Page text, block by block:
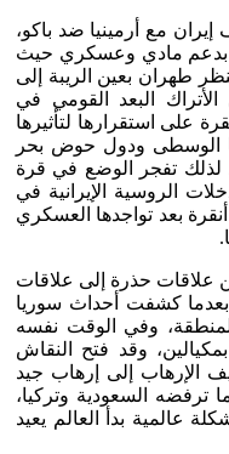
مع أرمينيا ضد باكو،
بدعم مادي وعسكري حيث
طهران بعين الريبة إلى
البعد القومي في
على استقرارها لتأثيرها
الوسطى ودول حوض بحر
لذلك تفجر الوضع في قرة
الروسية الإيرانية في
بعد تواجدها العسكري
علاقات حذرة إلى علاقات
بعدما كشفت أحداث سوريا
وفي الوقت نفسه
وقد فتح النقاش
الإرهاب إلى إرهاب جيد
السعودية وتركيا،
عالمية بدأ العالم يعيد